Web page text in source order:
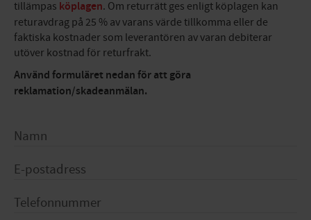
tillämpas köplagen. Om returrätt ges enligt köplagen kan
returavdrag på 25 % av varans värde tillkomma eller de
faktiska kostnader som leverantören av varan debiterar
utöver kostnad för returfrakt.
Använd formuläret nedan för att göra
reklamation/skadeanmälan.